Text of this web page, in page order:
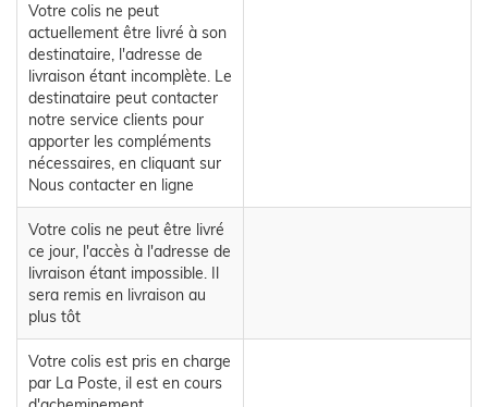
Votre colis ne peut
actuellement être livré à son
destinataire, l'adresse de
livraison étant incomplète. Le
destinataire peut contacter
notre service clients pour
apporter les compléments
nécessaires, en cliquant sur
Nous contacter en ligne
Votre colis ne peut être livré
ce jour, l'accès à l'adresse de
livraison étant impossible. Il
sera remis en livraison au
plus tôt
Votre colis est pris en charge
par La Poste, il est en cours